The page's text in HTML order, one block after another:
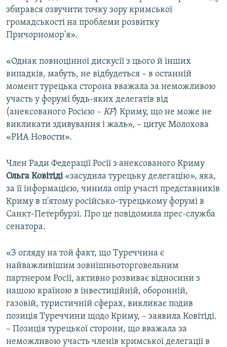
збирався озвучити точку зору кримської
громадськості на проблеми розвитку
Причорномор'я».
«Однак повноцінної дискусії з цього й інших
випадків, мабуть, не відбудеться – в останній
момент турецька сторона вважала за неможливою
участь у форумі будь-яких делегатів від
(анексованого Росією – КР) Криму, що не може не
викликати здивування і жаль», – цитує Молохова
«РИА Новости».
Член Ради Федерації Росії з анексованого Криму
Ольга Ковітіді«засудила турецьку делегацію», яка,
за її інформацією, чинила опір участі представників
Криму в п'ятому російсько-турецькому форумі в
Санкт-Петербурзі. Про це повідомила прес-служба
сенатора.
«З огляду на той факт, що Туреччина є
найважливішим зовнішньоторговельним
партнером Росії, активно розвиває відносини з
нашою країною в інвестиційній, оборонній,
газовій, туристичній сферах, викликає подив
позиція Туреччини щодо Криму, – заявила Ковітіді.
– Позиція турецької сторони, що вважала за
неможливою участь членів кримської делегації в